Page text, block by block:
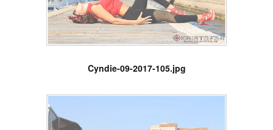
Cyndie-09-2017-105.jpg